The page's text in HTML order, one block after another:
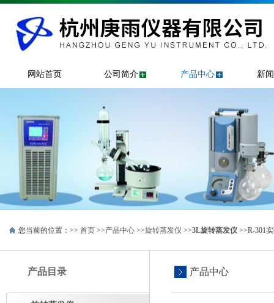
网站首页 公司简介 产品中心 新
您当前的位置：>> 首页 >>产品中心 >>旋转蒸发仪 >>3L旋转蒸发仪 >>R-301
产品目录 产品中心